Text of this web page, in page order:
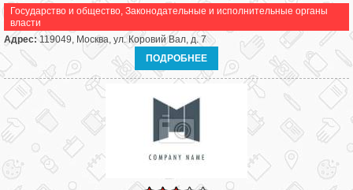
Государство и общество, Законодательные и исполнительные органы
власти
Адрес: 119049, Москва, ул. Коровий Вал, д. 7
ПОДРОБНЕЕ